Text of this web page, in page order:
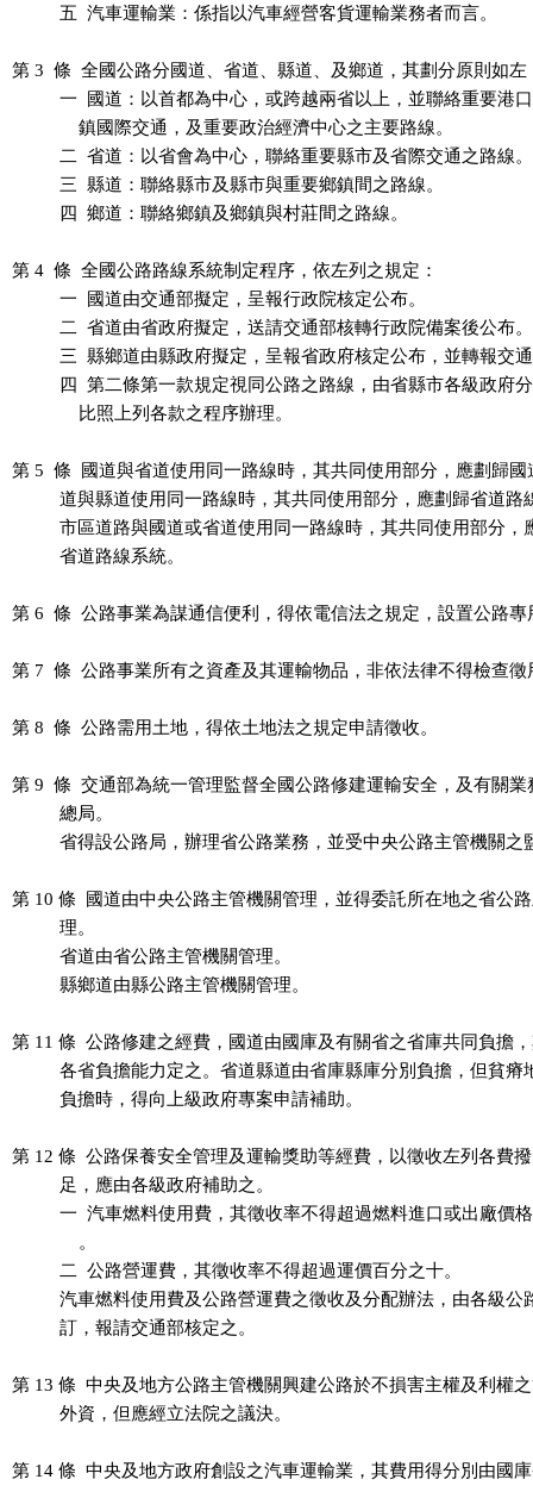
          五  汽車運輸業：係指以汽車經營客貨運輸業務者而言。
第 3  條  全國公路分國道、省道、縣道、及鄉道，其劃分原則如左
一  國道：以首都為中心，或跨越兩省以上，並聯絡重要港
              鎮國際交通，及重要政治經濟中心之主要路線。
          二  省道：以省會為中心，聯絡重要縣市及省際交通之路線。
          三  縣道：聯絡縣市及縣市與重要鄉鎮間之路線。
          四  鄉道：聯絡鄉鎮及鄉鎮與村莊間之路線。
第 4  條  全國公路路線系統制定程序，依左列之規定：
          一  國道由交通部擬定，呈報行政院核定公布。
          二  省道由省政府擬定，送請交通部核轉行政院備案後公布。
三  縣鄉道由縣政府擬定，呈報省政府核定公布，並轉報交
四  第二條第一款規定視同公路之路線，由省縣市各級政府
              比照上列各款之程序辦理。
第 5  條  國道與省道使用同一路線時，其共同使用部分，應劃歸
道與縣道使用同一路線時，其共同使用部分，應劃歸省道路
市區道路與國道或省道使用同一路線時，其共同使用部分
          省道路線系統。
第 6  條  公路事業為謀通信便利，得依電信法之規定，設置公路專
第 7  條  公路事業所有之資產及其運輸物品，非依法律不得檢查徵
第 8  條  公路需用土地，得依土地法之規定申請徵收。
第 9  條  交通部為統一管理監督全國公路修建運輸安全，及有關
          總局。
省得設公路局，辦理省公路業務，並受中央公路主管機關之
第 10 條  國道由中央公路主管機關管理，並得委託所在地之省公
          理。
          省道由省公路主管機關管理。
          縣鄉道由縣公路主管機關管理。
第 11 條  公路修建之經費，國道由國庫及有關省之省庫共同負擔
各省負擔能力定之。省道縣道由省庫縣庫分別負擔，但貧
          負擔時，得向上級政府專案申請補助。
第 12 條  公路保養安全管理及運輸獎助等經費，以徵收左列各費
          足，應由各級政府補助之。
一  汽車燃料使用費，其徵收率不得超過燃料進口或出廠價
              。
          二  公路營運費，其徵收率不得超過運價百分之十。
汽車燃料使用費及公路營運費之徵收及分配辦法，由各級
          訂，報請交通部核定之。
第 13 條  中央及地方公路主管機關興建公路於不損害主權及利權
          外資，但應經立法院之議決。
第 14 條  中央及地方政府創設之汽車運輸業，其費用得分別由國